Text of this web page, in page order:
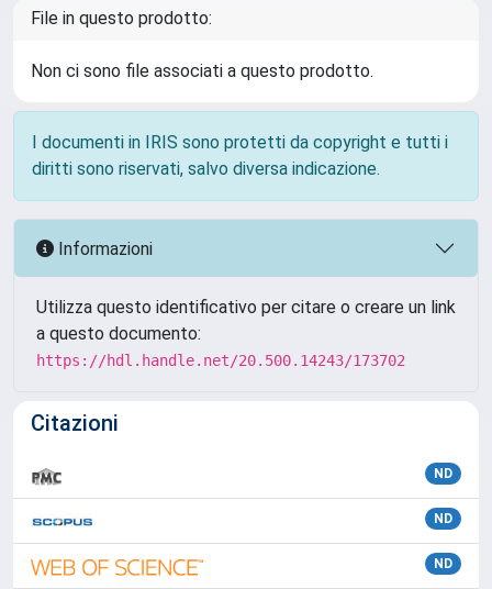
File in questo prodotto:
Non ci sono file associati a questo prodotto.
I documenti in IRIS sono protetti da copyright e tutti i
diritti sono riservati, salvo diversa indicazione.
Informazioni
Utilizza questo identificativo per citare o creare un link
a questo documento:
https://hdl.handle.net/20.500.14243/173702
Citazioni
ND
ND
ND